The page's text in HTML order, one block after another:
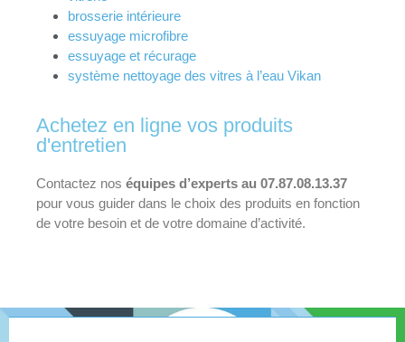
brosserie intérieure
essuyage microfibre
essuyage et récurage
système nettoyage des vitres à l’eau Vikan
Achetez en ligne vos produits
d'entretien
Contactez nos équipes d’experts au 07.87.08.13.37
pour vous guider dans le choix des produits en fonction
de votre besoin et de votre domaine d’activité.